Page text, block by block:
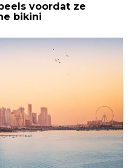
voordat ze
bikini